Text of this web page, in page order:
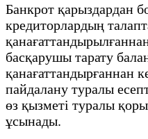
Банкрот қарыздардан
кредиторлардың
басқарушы тарату
қанағаттандырғаннан
пайдалану туралы
өз қызметі туралы
ұсынады.